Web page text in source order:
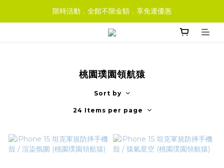
限時活動．全館不限金額．享免運優惠
桃園璞園領航猿
Sort by
24 Items per page